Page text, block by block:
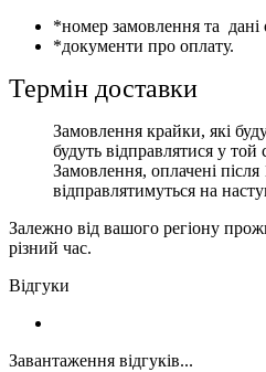
*номер замовлення та дані
*документи про оплату.
Термін доставки
Замовлення крайки, які
будуть відправлятися у той
Замовлення, оплачені після
відправлятимуться на
Залежно від вашого регіону
різний час.
Відгуки
Завантаження відгуків...